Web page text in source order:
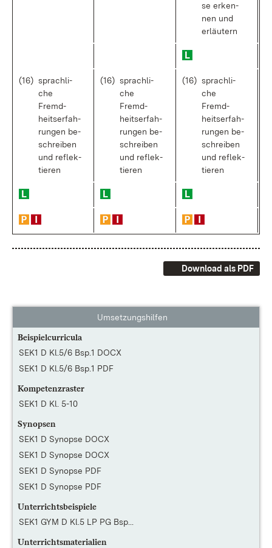
se er­ken­
nen und
er­läu­tern
(16) sprach­li­
che
Fremd­
heits­er­fah­
run­gen be­
schrei­ben
und re­flek­
tie­ren
(16) sprach­li­
che
Fremd­
heits­er­fah­
run­gen be­
schrei­ben
und re­flek­
tie­ren
(16) sprach­li­
che
Fremd­
heits­er­fah­
run­gen be­
schrei­ben
und re­flek­
tie­ren
Download als PDF
Umsetzungshilfen
Beispielcurricula
SEK1 D Kl.5/6 Bsp.1 DOCX
SEK1 D Kl.5/6 Bsp.1 PDF
Kompetenzraster
SEK1 D Kl. 5-10
Synopsen
SEK1 D Synopse DOCX
SEK1 D Synopse DOCX
SEK1 D Synopse PDF
SEK1 D Synopse PDF
Unterrichtsbeispiele
SEK1 GYM D Kl.5 LP PG Bsp...
Unterrichtsmaterialien